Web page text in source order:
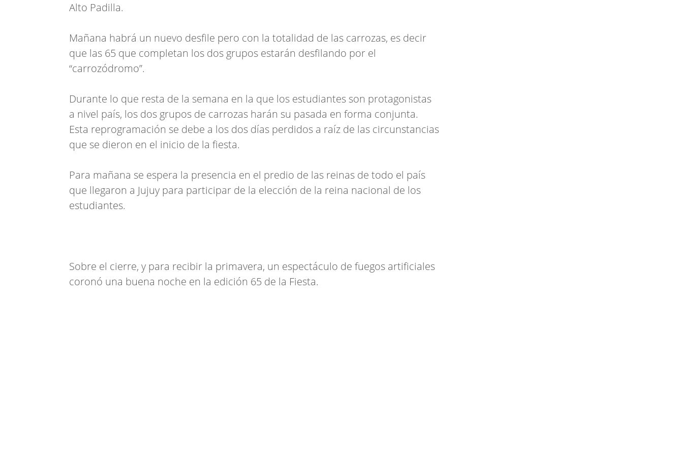
Alto Padilla.
Mañana habrá un nuevo desfile pero con la totalidad de las carrozas, es decir
que las 65 que completan los dos grupos estarán desfilando por el
“carrozódromo”.
Durante lo que resta de la semana en la que los estudiantes son protagonistas
a nivel país, los dos grupos de carrozas harán su pasada en forma conjunta.
Esta reprogramación se debe a los dos días perdidos a raíz de las circunstancias
que se dieron en el inicio de la fiesta.
Para mañana se espera la presencia en el predio de las reinas de todo el país
que llegaron a Jujuy para participar de la elección de la reina nacional de los
estudiantes.
Sobre el cierre, y para recibir la primavera, un espectáculo de fuegos artificiales
coronó una buena noche en la edición 65 de la Fiesta.